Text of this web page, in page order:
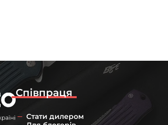
Співпраця
Стати дилером